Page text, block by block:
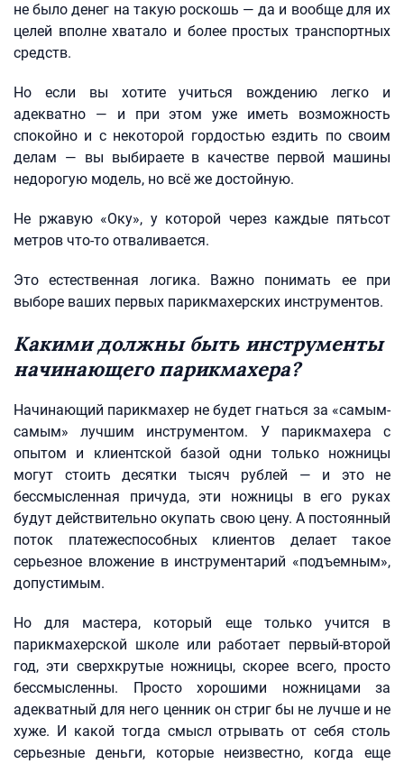
не было денег на такую роскошь — да и вообще для их
целей вполне хватало и более простых транспортных
средств.
Но если вы хотите учиться вождению легко и
адекватно — и при этом уже иметь возможность
спокойно и с некоторой гордостью ездить по своим
делам — вы выбираете в качестве первой машины
недорогую модель, но всё же достойную.
Не ржавую «Оку», у которой через каждые пятьсот
метров что-то отваливается.
Это естественная логика. Важно понимать ее при
выборе ваших первых парикмахерских инструментов.
Какими должны быть инструменты
начинающего парикмахера?
Начинающий парикмахер не будет гнаться за «самым-
самым» лучшим инструментом. У парикмахера с
опытом и клиентской базой одни только ножницы
могут стоить десятки тысяч рублей — и это не
бессмысленная причуда, эти ножницы в его руках
будут действительно окупать свою цену. А постоянный
поток платежеспособных клиентов делает такое
серьезное вложение в инструментарий «подъемным»,
допустимым.
Но для мастера, который еще только учится в
парикмахерской школе или работает первый-второй
год, эти сверхкрутые ножницы, скорее всего, просто
бессмысленны. Просто хорошими ножницами за
адекватный для него ценник он стриг бы не лучше и не
хуже. И какой тогда смысл отрывать от себя столь
серьезные деньги, которые неизвестно, когда еще